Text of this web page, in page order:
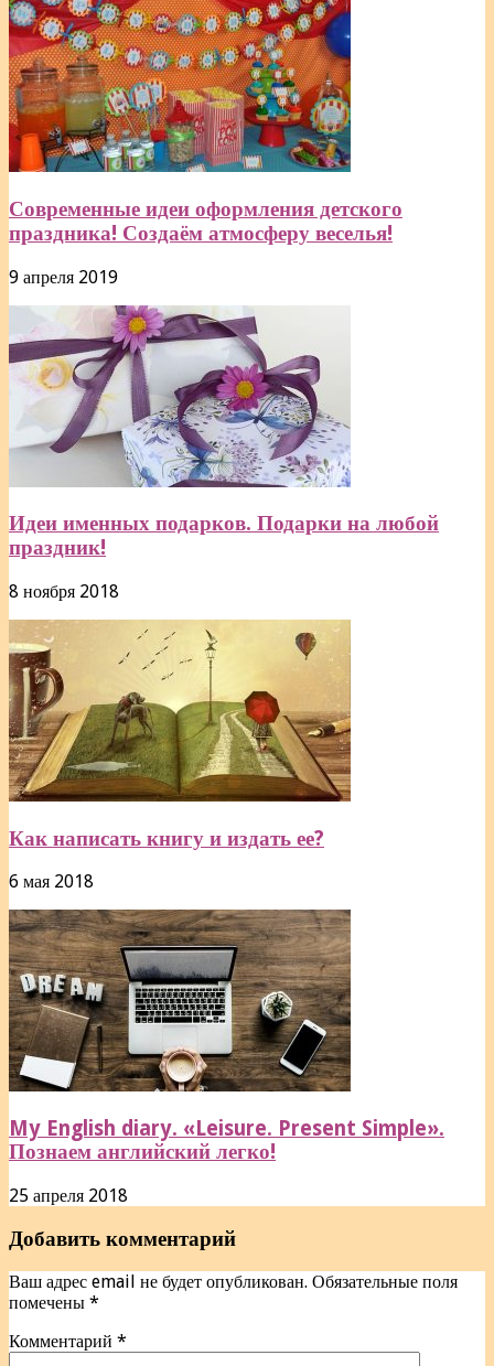
Современные идеи оформления детского
праздника! Создаём атмосферу веселья!
9 апреля 2019
Идеи именных подарков. Подарки на любой
праздник!
8 ноября 2018
Как написать книгу и издать ее?
6 мая 2018
My English diary. «Leisure. Present Simple».
Познаем английский легко!
25 апреля 2018
Добавить комментарий
Ваш адрес email не будет опубликован. Обязательные поля
помечены *
Комментарий *